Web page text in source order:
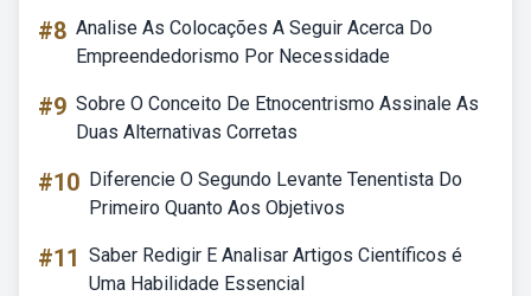
#8 Analise As Colocações A Seguir Acerca Do
Empreendedorismo Por Necessidade
#9 Sobre O Conceito De Etnocentrismo Assinale As
Duas Alternativas Corretas
#10 Diferencie O Segundo Levante Tenentista Do
Primeiro Quanto Aos Objetivos
#11 Saber Redigir E Analisar Artigos Científicos é
Uma Habilidade Essencial